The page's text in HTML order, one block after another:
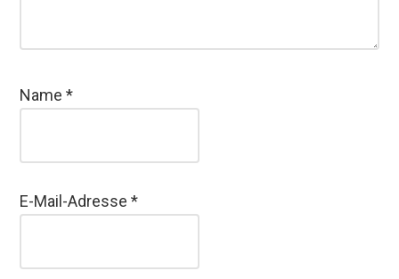
Name*
E-Mail-Adresse*